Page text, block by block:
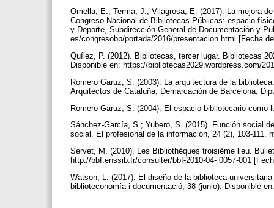
Omella, E.; Terma, J.; Vilagrosa, E. (2017). La mejora
Congreso Nacional de Bibliotecas Públicas: espacio
y Deporte, Subdirección General de Documentación y
es/congresobp/portada/2016/presentacion.html [Fecha
Quílez, P. (2012). Bibliotecas, tercer lugar. Bibliotecas
Disponible en: https://bibliotecas2029.wordpress.com/
Romero Garuz, S. (2003). La arquitectura de la
Arquitectos de Cataluña, Demarcación de Barcelona,
Romero Garuz, S. (2004). El espacio bibliotecario
Sánchez-García, S.; Yubero, S. (2015). Función social
social. El profesional de la información, 24 (2), 103-111.
Servet, M. (2010). Les Bibliothèques troisième lieu.
http://bbf.enssib.fr/consulter/bbf-2010-04- 0057-001
Watson, L. (2017). El diseño de la biblioteca
biblioteconomía i documentació, 38 (junio). Disponible